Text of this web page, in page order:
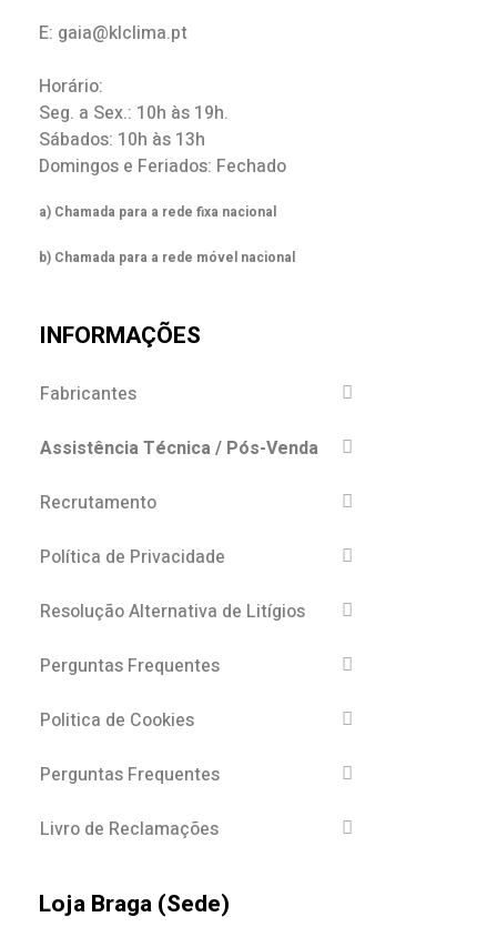
E: gaia@klclima.pt
Horário:
Seg. a Sex.: 10h às 19h.
Sábados: 10h às 13h
Domingos e Feriados: Fechado
a) Chamada para a rede fixa nacional
b) Chamada para a rede móvel nacional
INFORMAÇÕES
Fabricantes
Assistência Técnica / Pós-Venda
Recrutamento
Política de Privacidade
Resolução Alternativa de Litígios
Perguntas Frequentes
Politica de Cookies
Perguntas Frequentes
Livro de Reclamações
Loja Braga (Sede)